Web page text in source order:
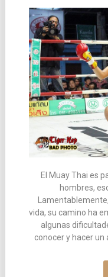
El Muay Thai es
hombres,
vida, su camino ha
algunas
conocer y hacer un